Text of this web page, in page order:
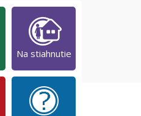
Na stiahnutie